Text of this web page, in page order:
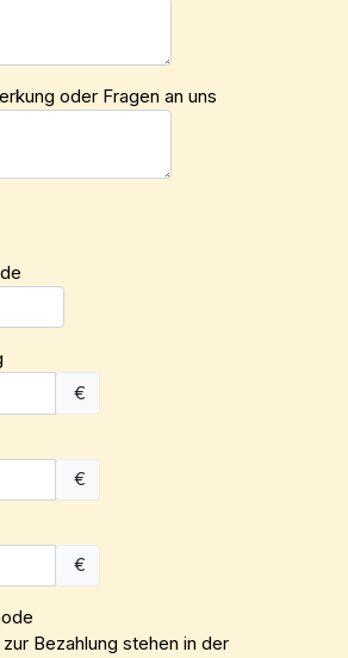
oder Fragen an uns
€
€
€
Bezahlung stehen in der